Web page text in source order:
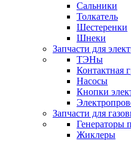
Сальники
Толкатель
Шестеренки
Шнеки
Запчасти для
ТЭНы
Контактная
Насосы
Кнопки
Запчасти для
Генераторы
Жиклеры